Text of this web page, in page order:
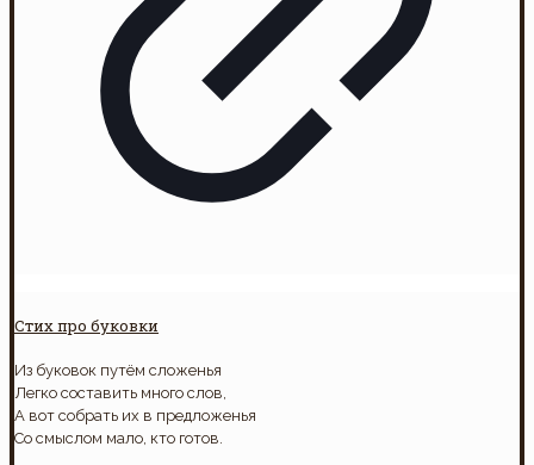
Стих про буковки
Из буковок путём сложенья
Легко составить много слов,
А вот собрать их в предложенья
Со смыслом мало, кто готов.